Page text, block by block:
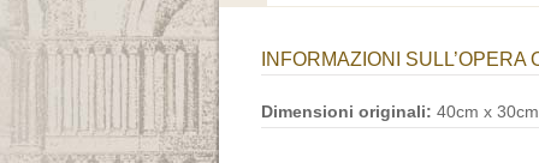
INFORMAZIONI SULL’OPERA
Dimensioni originali: 40cm x 30cm